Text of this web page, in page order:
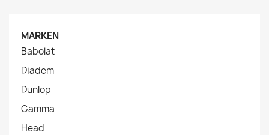
MARKEN
Babolat
Diadem
Dunlop
Gamma
Head